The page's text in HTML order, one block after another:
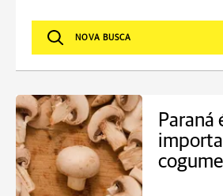
Paraná